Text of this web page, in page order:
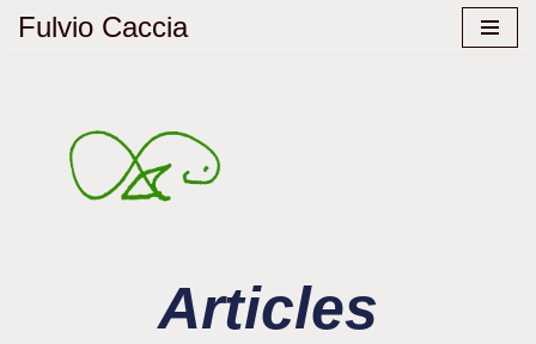
Fulvio Caccia
Articles